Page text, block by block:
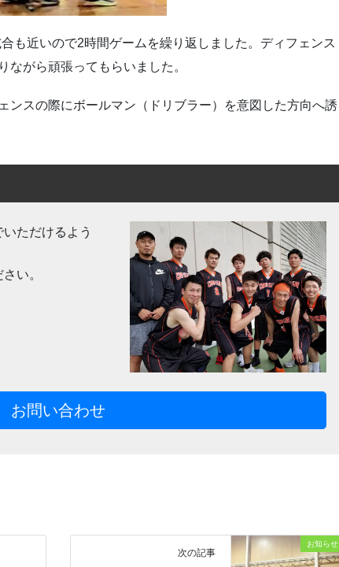
も近いので2時間ゲームを繰り返しました。ディフェンス
ながら頑張ってもらいました。
ンスの際にボールマン（ドリブラー）を意図した方向へ誘
ただけるよう
い。
お問い合わせ
お知らせ
次の記事